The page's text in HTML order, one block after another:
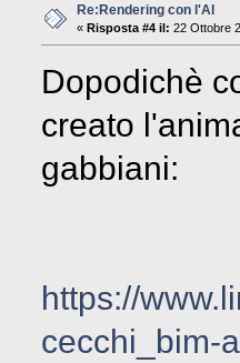
Re:Rendering con l'AI
« Risposta #4 il: 22 Ottobre
Dopodichè
creato
gabbiani:
https://
cecchi_bim-